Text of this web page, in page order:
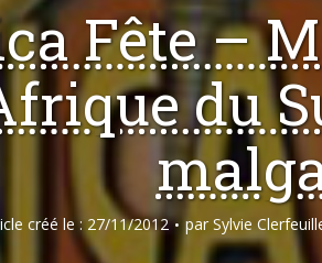
Fête –
du
créé le : 27/11/2012 par Sylvie